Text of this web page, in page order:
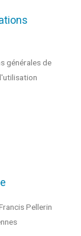
générales de
Pellerin